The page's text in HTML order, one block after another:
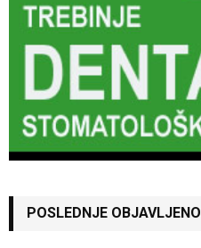
POSLEDNJE OBJAVLJENO